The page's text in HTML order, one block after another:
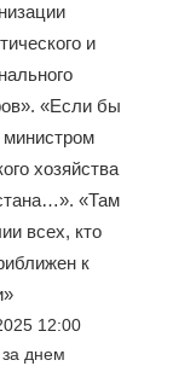
и
«Если бы
министром
хозяйства
«Там
всех, кто
к
12:00
днем